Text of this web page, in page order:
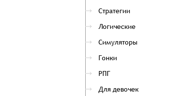
Стратегии
Логические
Симуляторы
Гонки
РПГ
Для девочек